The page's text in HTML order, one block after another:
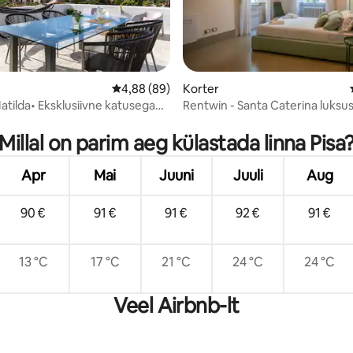
5, 84 hinnangut
Keskmine hinnang 4,88/5, 89 hinnangut
4,88 (89)
Eksklusiivne katusega
Korter
Rentwin - Santa Caterina
Millal on parim aeg külastada linna
Apr Mai Juuni Juuli Aug
90 € 91 € 91 € 92 € 91 €
13 °C 17 °C 21 °C 24 °C 24 °C
Veel Airbnb-lt